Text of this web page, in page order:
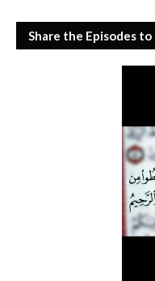
Share the Episodes